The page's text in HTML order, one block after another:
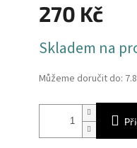
270 Kč
cena:
Skladem na
Můžeme doručit do: